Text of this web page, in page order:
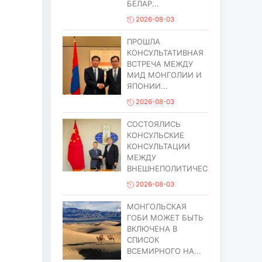
БЕЛАР...
2026-08-03
ПРОШЛА
КОНСУЛЬТАТИВНАЯ
ВСТРЕЧА МЕЖДУ
МИД МОНГОЛИИ И
ЯПОНИИ...
2026-08-03
СОСТОЯЛИСЬ
КОНСУЛЬСКИЕ
КОНСУЛЬТАЦИИ
МЕЖДУ
ВНЕШНЕПОЛИТИЧЕСИМ...
2026-08-03
МОНГОЛЬСКАЯ
ГОБИ МОЖЕТ БЫТЬ
ВКЛЮЧЕНА В
СПИСОК
ВСЕМИРНОГО НА...